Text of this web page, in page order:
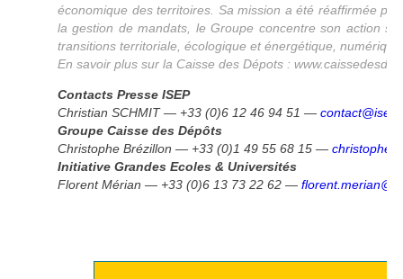
économique des territoires. Sa mission a été réaffirmée
la gestion de mandats, le Groupe concentre son action
transitions territoriale, écologique et énergétique,
En savoir plus sur la Caisse des Dépots :
Contacts Presse ISEP
Christian SCHMIT — +33 (0)6 12 46 94 51 —
Groupe Caisse des Dépôts
Christophe Brézillon — +33 (0)1 49 55 68 15 —
Initiative Grandes Ecoles & Universités
Florent Mérian — +33 (0)6 13 73 22 62 —